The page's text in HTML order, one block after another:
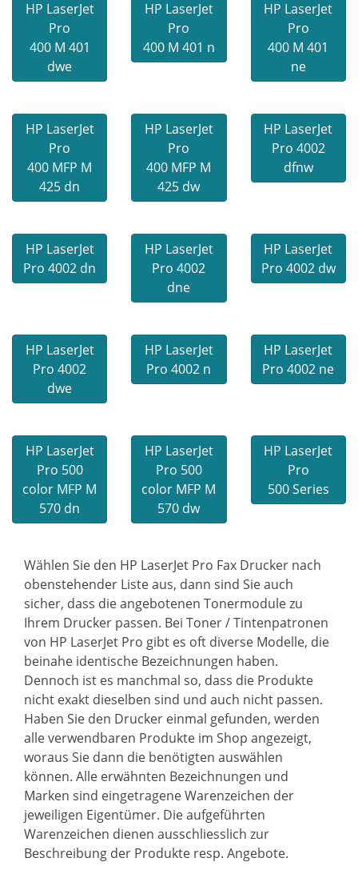
HP LaserJet
Pro
400 M 401
dwe
HP LaserJet
Pro
400 M 401 n
HP LaserJet
Pro
400 M 401
ne
HP LaserJet
Pro
400 MFP M
425 dn
HP LaserJet
Pro
400 MFP M
425 dw
HP LaserJet
Pro 4002
dfnw
HP LaserJet
Pro 4002 dn
HP LaserJet
Pro 4002
dne
HP LaserJet
Pro 4002 dw
HP LaserJet
Pro 4002
dwe
HP LaserJet
Pro 4002 n
HP LaserJet
Pro 4002 ne
HP LaserJet
Pro 500
color MFP M
570 dn
HP LaserJet
Pro 500
color MFP M
570 dw
HP LaserJet
Pro
500 Series
Wählen Sie den HP LaserJet Pro Fax Drucker nach
obenstehender Liste aus, dann sind Sie auch
sicher, dass die angebotenen Tonermodule zu
Ihrem Drucker passen. Bei Toner / Tintenpatronen
von HP LaserJet Pro gibt es oft diverse Modelle, die
beinahe identische Bezeichnungen haben.
Dennoch ist es manchmal so, dass die Produkte
nicht exakt dieselben sind und auch nicht passen.
Haben Sie den Drucker einmal gefunden, werden
alle verwendbaren Produkte im Shop angezeigt,
woraus Sie dann die benötigten auswählen
können. Alle erwähnten Bezeichnungen und
Marken sind eingetragene Warenzeichen der
jeweiligen Eigentümer. Die aufgeführten
Warenzeichen dienen ausschliesslich zur
Beschreibung der Produkte resp. Angebote.